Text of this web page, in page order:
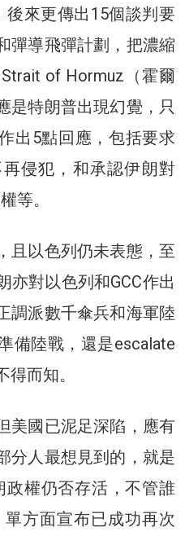
來更傳出15個談判要
彈導飛彈計劃，把濃縮
of Hormuz（霍爾
是特朗普出現幻覺，只
出5點回應，包括要求
侵犯，和承認伊朗對
等。
且以色列仍未表態，至
亦對以色列和GCC作出
調派數千傘兵和海軍陸
備陸戰，還是escalate
而知。
美國已泥足深陷，應有
分人最想見到的，就是
政權仍否存活，不管誰
方面宣布已成功再次